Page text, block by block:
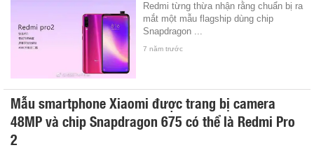
Redmi từng thừa nhận rằng chuẩn bị ra
mắt một mẫu flagship dùng chip
Snapdragon ...
7 năm trước
Mẫu smartphone Xiaomi được trang bị camera
48MP và chip Snapdragon 675 có thể là Redmi Pro
2